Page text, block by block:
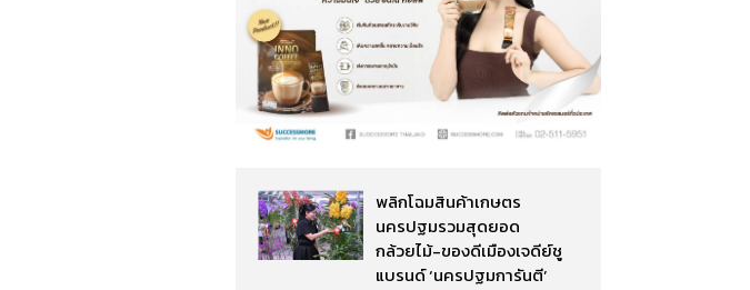
พลิกโฉมสินค้าเกษตร
นครปฐมรวมสุดยอด
กล้วยไม้-ของดีเมืองเจดีย์ชู
แบรนด์ ‘นครปฐมการันตี’